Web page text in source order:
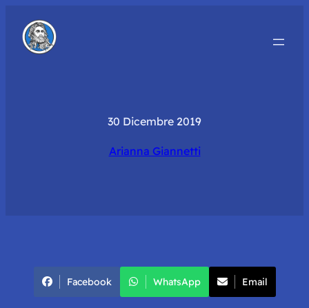
30 Dicembre 2019
Arianna Giannetti
Facebook WhatsApp Email